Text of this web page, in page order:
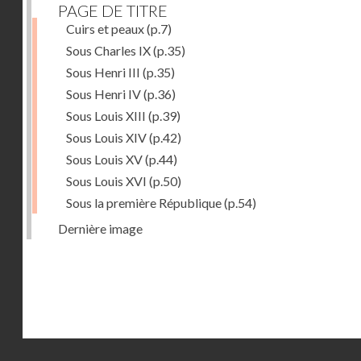
PAGE DE TITRE
Cuirs et peaux(p.7)
Sous Charles IX(p.35)
Sous Henri III (p.35)
Sous Henri IV(p.36)
Sous Louis XIII (p.39)
Sous Louis XIV(p.42)
Sous Louis XV(p.44)
Sous Louis XVI (p.50)
Sous la première République(p.54)
Dernière image